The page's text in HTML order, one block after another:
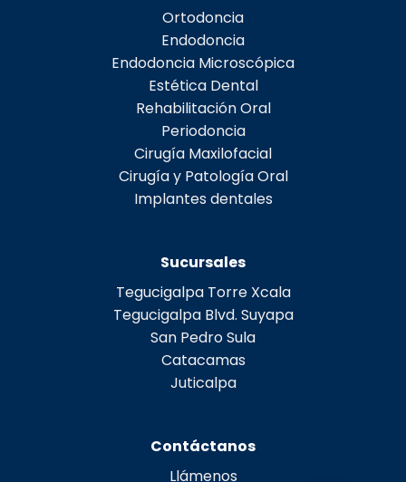
Ortodoncia
Endodoncia
Endodoncia Microscópica
Estética Dental
Rehabilitación Oral
Periodoncia
Cirugía Maxilofacial
Cirugía y Patología Oral
Implantes dentales
Sucursales
Tegucigalpa Torre Xcala
Tegucigalpa Blvd. Suyapa
San Pedro Sula
Catacamas
Juticalpa
Contáctanos
Llámenos